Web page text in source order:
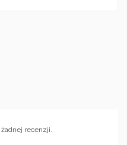
recenzji.